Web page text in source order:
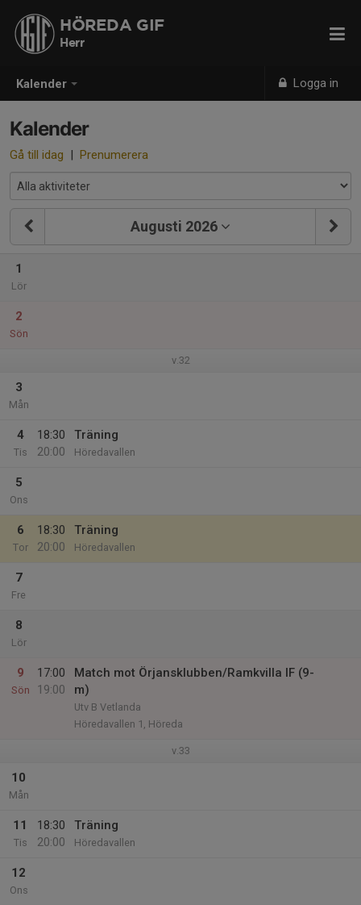
Kalender Logga in
HÖREDA GIF
Herr
Kalender
Gå till idag | Prenumerera
Augusti 2026
1
Lör
2
Sön
v.32
3
Mån
4
Tis
18:30
20:00
Träning
Höredavallen
5
Ons
6
Tor
18:30
20:00
Träning
Höredavallen
7
Fre
8
Lör
9
Sön
17:00
19:00
Match mot Örjansklubben/Ramkvilla IF (9-
m)
Utv B Vetlanda
Höredavallen 1, Höreda
v.33
10
Mån
11
Tis
18:30
20:00
Träning
Höredavallen
12
Ons